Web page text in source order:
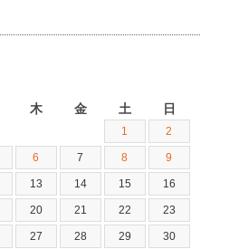
木 金 土 日
1 2
6 7 8 9
13 14 15 16
20 21 22 23
27 28 29 30